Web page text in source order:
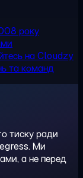
року
на Cloudzy
та команд
тиску ради
egress. Ми
а не перед